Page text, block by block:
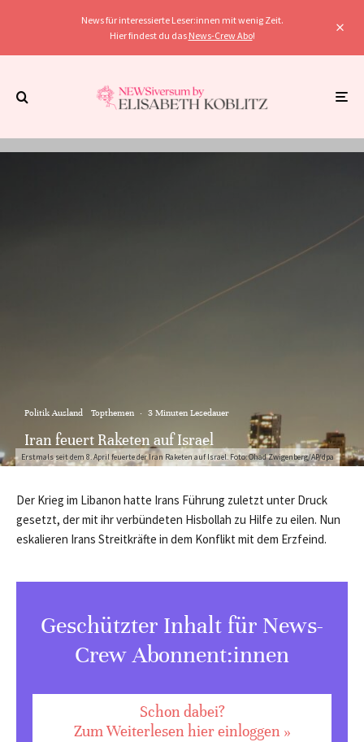
News für interessierte Leser:innen mit wenig Zeit.
Hier findest du das News-Crew Abo!
Erstmals seit dem 8. April feuerte der Iran Raketen auf Israel. Foto: Ohad Zwigenberg/AP/dpa
Politik Ausland Topthemen · 3 Minuten Lesedauer
Iran feuert Raketen auf Israel
Der Krieg im Libanon hatte Irans Führung zuletzt unter Druck
gesetzt, der mit ihr verbündeten Hisbollah zu Hilfe zu eilen. Nun
eskalieren Irans Streitkräfte in dem Konflikt mit dem Erzfeind.
Geschützter Inhalt für News-
Crew Abonnent:innen
Schon dabei?
Zum Weiterlesen hier einloggen »